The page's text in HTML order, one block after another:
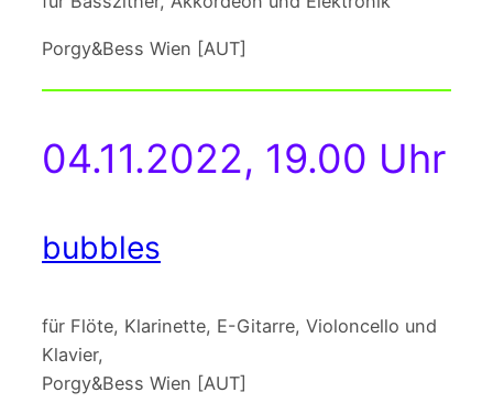
Porgy&Bess Wien [AUT]
04.11.2022, 19.00 Uhr
bubbles
für Flöte, Klarinette, E-Gitarre, Violoncello und
Klavier,
Porgy&Bess Wien [AUT]